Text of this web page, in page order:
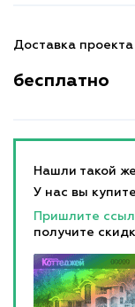
Доставка проекта
бесплатно
Нашли такой
У нас вы
Пришлите
получите